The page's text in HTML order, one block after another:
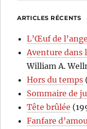
ARTICLES RÉCENTS
L’Œuf de l’ange
Aventure dans
William A.
Hors du temps
Sommaire de
Tête brûlée
Fanfare